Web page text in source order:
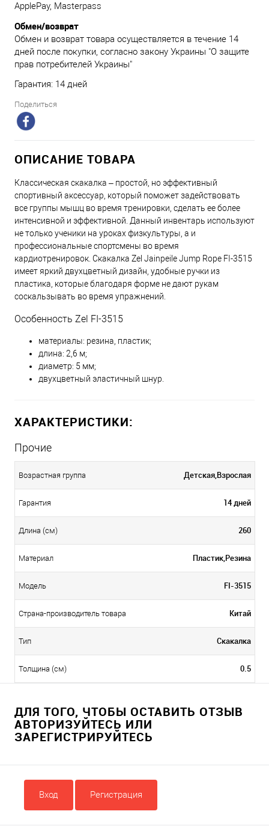
ApplePay, Masterpass
Обмен/возврат
Обмен и возврат товара осуществляется в течение 14
дней после покупки, согласно закону Украины "О защите
прав потребителей Украины"
Гарантия: 14 дней
Поделиться
ОПИСАНИЕ ТОВАРА
Классическая скакалка – простой, но эффективный
спортивный аксессуар, который поможет задействовать
все группы мышц во время тренировки, сделать ее более
интенсивной и эффективной. Данный инвентарь используют
не только ученики на уроках физкультуры, а и
профессиональные спортсмены во время
кардиотренировок. Скакалка Zel Jainpeile Jump Rope FI-3515
имеет яркий двухцветный дизайн, удобные ручки из
пластика, которые благодаря форме не дают рукам
соскальзывать во время упражнений.
Особенность Zel FI-3515
материалы: резина, пластик;
длина: 2,6 м;
диаметр: 5 мм;
двухцветный эластичный шнур.
ХАРАКТЕРИСТИКИ:
Прочие
Возрастная группа Детская,Взрослая
Гарантия 14 дней
Длина (см) 260
Материал Пластик,Резина
Модель FI-3515
Страна-производитель товара Китай
Тип Скакалка
Толщина (см) 0.5
ДЛЯ ТОГО, ЧТОБЫ ОСТАВИТЬ ОТЗЫВ
АВТОРИЗУЙТЕСЬ ИЛИ
ЗАРЕГИСТРИРУЙТЕСЬ
Вход Регистрация